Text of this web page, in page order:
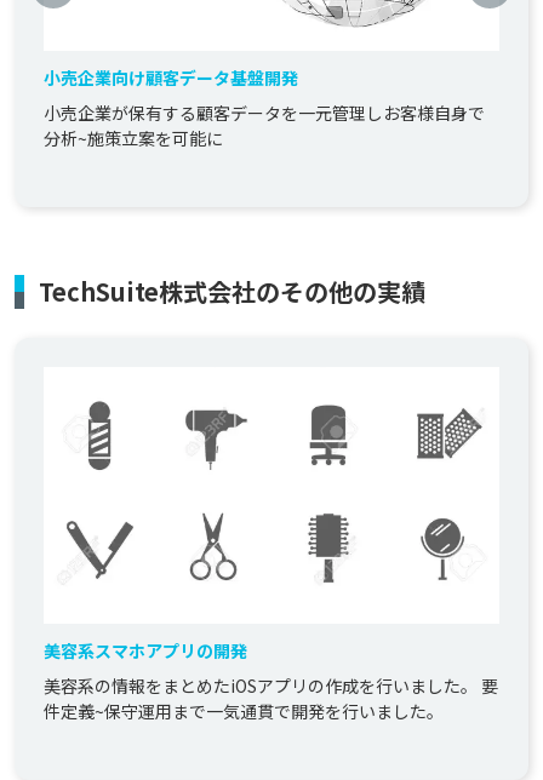
小売企業向け顧客データ基盤開発
小売企業が保有する顧客データを一元管理しお客様自身で
分析~施策立案を可能に
TechSuite株式会社のその他の実績
美容系スマホアプリの開発
美容系の情報をまとめたiOSアプリの作成を行いました。 要
件定義~保守運用まで一気通貫で開発を行いました｡